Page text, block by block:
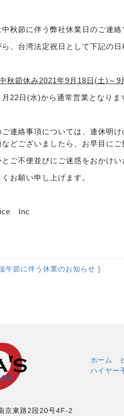
秋節に伴う弊社休業日のご連絡
、台湾法定祝日として下記の日
秋節休み2021年9月18日(土)～9
22日(水)から通常営業となりま
連絡事項については、連休明
どございましたら、お早目にご
ご不便並びにご迷惑をおかけ
お願い申し上げます。
Inc
午節に伴う休業のお知らせ ]
京東路2段20号4F-2
ホーム
ハイヤー